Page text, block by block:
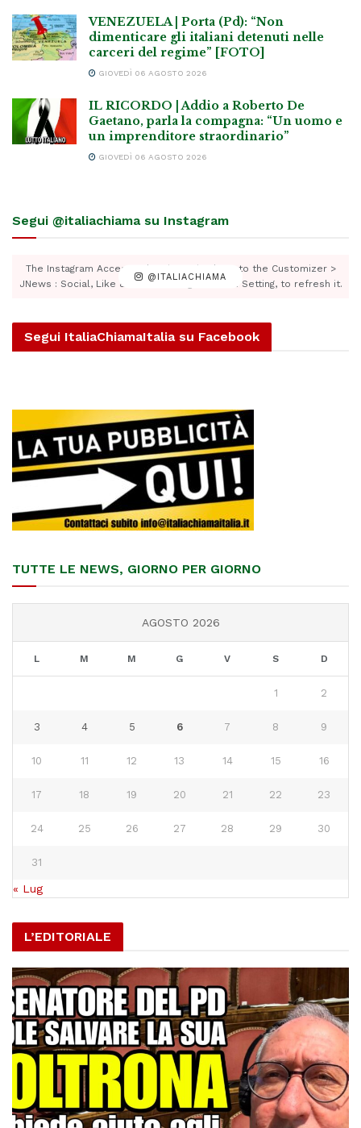
VENEZUELA | Porta (Pd): “Non
dimenticare gli italiani detenuti nelle
carceri del regime” [FOTO]
GIOVEDÌ 06 AGOSTO 2026
IL RICORDO | Addio a Roberto De
Gaetano, parla la compagna: “Un uomo e
un imprenditore straordinario”
GIOVEDÌ 06 AGOSTO 2026
Segui @italiachiama su Instagram
@ITALIACHIAMA
The Instagram Access Token is expired, Go to the Customizer >
JNews : Social, Like & View > Instagram Feed Setting, to refresh it.
Segui ItaliaChiamaItalia su Facebook
TUTTE LE NEWS, GIORNO PER GIORNO
AGOSTO 2026
L M M G V S D
1 2
3 4 5 6 7 8 9
10 11 12 13 14 15 16
17 18 19 20 21 22 23
24 25 26 27 28 29 30
31
« Lug
L’EDITORIALE